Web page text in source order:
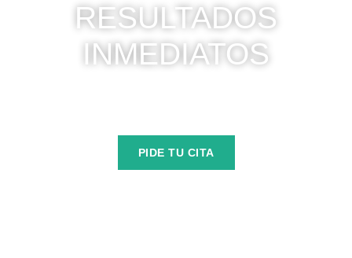
RESULTADOS
INMEDIATOS
PIDE TU CITA